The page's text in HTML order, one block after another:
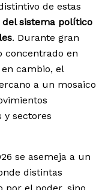
de estas
sistema político
. Durante gran
concentrado en
cambio, el
a un mosaico
y sectores
se asemeja a un
distintas